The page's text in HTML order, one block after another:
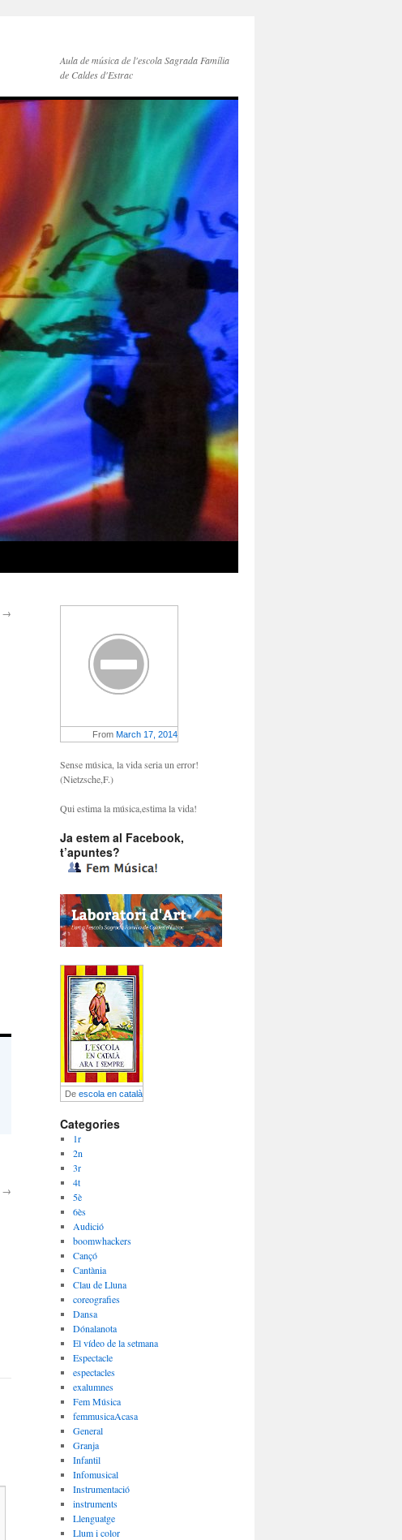
Aula de música de l'escola Sagrada Família
de Caldes d'Estrac
→
→
From March 17, 2014
Sense música, la vida seria un error!
(Nietzsche,F.)
Qui estima la música,estima la vida!
Ja estem al Facebook,
t’apuntes?
De escola en català
Categories
1r
2n
3r
4t
5è
6ès
Audició
boomwhackers
Cançó
Cantània
Clau de Lluna
coreografies
Dansa
Dónalanota
El vídeo de la setmana
Espectacle
espectacles
exalumnes
Fem Música
femmusicaAcasa
General
Granja
Infantil
Infomusical
Instrumentació
instruments
Llenguatge
Llum i color